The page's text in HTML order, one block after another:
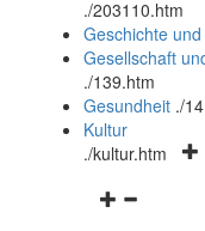
./203110.htm
Geschichte
Gesellschaft
./139.htm
Gesundheit ./
Kultur
./kultur.htm